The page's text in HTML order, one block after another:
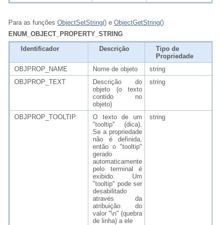
Para as funções ObjectSetString() e ObjectGetString()
ENUM_OBJECT_PROPERTY_STRING
Identificador
Descrição
Tipo de
Propriedade
OBJPROP_NAME
Nome de objeto
string
OBJPROP_TEXT
Descrição do
objeto (o texto
contido no
objeto)
string
OBJPROP_TOOLTIP
O texto de um
"tooltip" (dica).
Se a propriedade
não é definida,
então o "tooltip"
gerado
automaticamente
pelo terminal é
exibido. Um
"tooltip" pode ser
desabilitado
através da
atribuição do
valor "\n" (quebra
de linha) a ele
string